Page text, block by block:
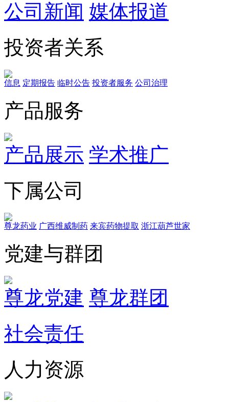
公司新闻 媒体报道
投资者关系
信息 定期报告 临时公告 投资者服务 公司治理
产品服务
产品展示 学术推广
下属公司
尊龙药业 广西维威制药 来宾药物提取 浙江葫芦世家
党建与群团
尊龙党建 尊龙群团
社会责任
人力资源